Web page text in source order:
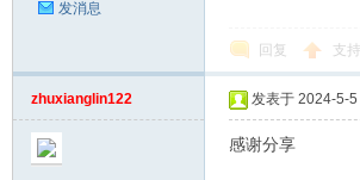
发消息
回复 支持
zhuxianglin122 发表于 2024-5-
感谢分享